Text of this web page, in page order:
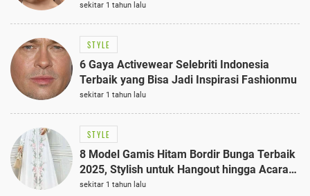
sekitar 1 tahun lalu
STYLE
6 Gaya Activewear Selebriti Indonesia
Terbaik yang Bisa Jadi Inspirasi Fashionmu
sekitar 1 tahun lalu
STYLE
8 Model Gamis Hitam Bordir Bunga Terbaik
2025, Stylish untuk Hangout hingga Acara
Semi-Formal
sekitar 1 tahun lalu